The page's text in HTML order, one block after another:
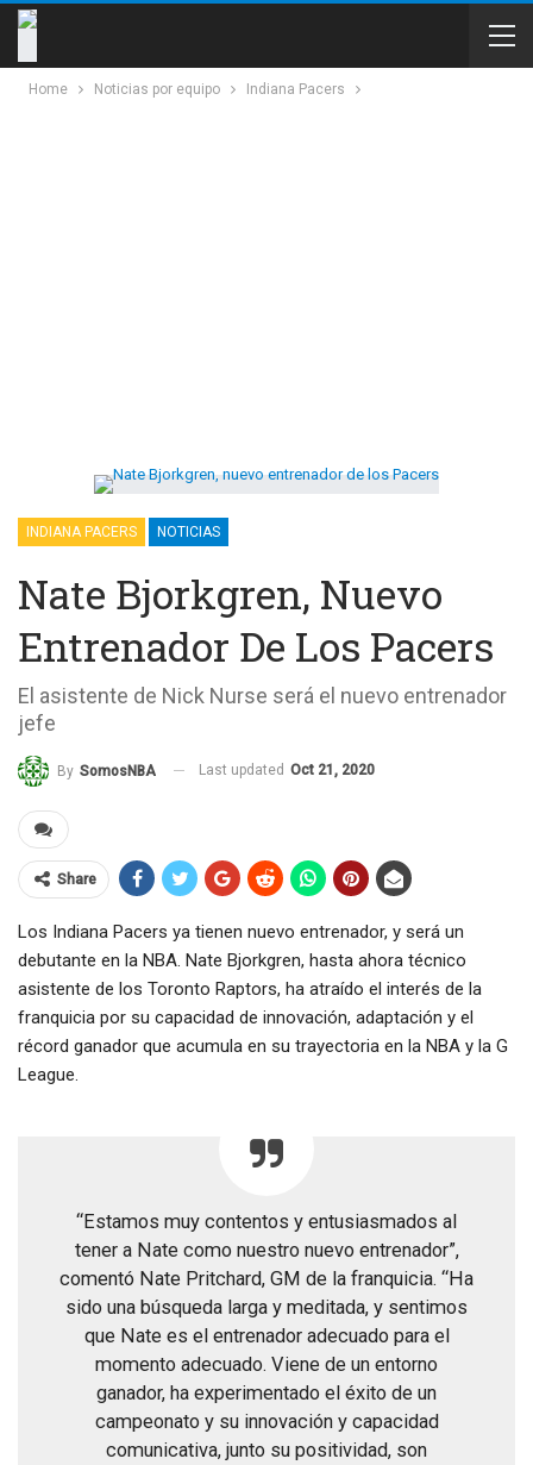
Home Noticias por equipo Indiana Pacers
INDIANA PACERS NOTICIAS
Nate Bjorkgren, Nuevo
Entrenador De Los Pacers
El asistente de Nick Nurse será el nuevo entrenador
jefe
By SomosNBA Last updated Oct 21, 2020
Share
Los Indiana Pacers ya tienen nuevo entrenador, y será un
debutante en la NBA. Nate Bjorkgren, hasta ahora técnico
asistente de los Toronto Raptors, ha atraído el interés de la
franquicia por su capacidad de innovación, adaptación y el
récord ganador que acumula en su trayectoria en la NBA y la G
League.
“Estamos muy contentos y entusiasmados al
tener a Nate como nuestro nuevo entrenador”,
comentó Nate Pritchard, GM de la franquicia. “Ha
sido una búsqueda larga y meditada, y sentimos
que Nate es el entrenador adecuado para el
momento adecuado. Viene de un entorno
ganador, ha experimentado el éxito de un
campeonato y su innovación y capacidad
comunicativa, junto su positividad, son